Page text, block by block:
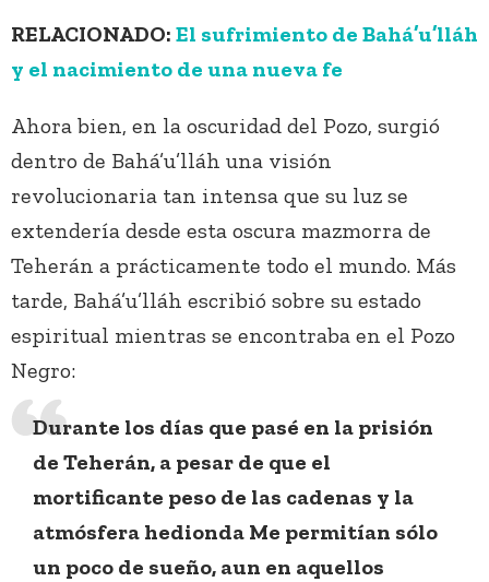
RELACIONADO: El sufrimiento de Bahá’u’lláh
y el nacimiento de una nueva fe
Ahora bien, en la oscuridad del Pozo, surgió
dentro de Bahá’u’lláh una visión
revolucionaria tan intensa que su luz se
extendería desde esta oscura mazmorra de
Teherán a prácticamente todo el mundo. Más
tarde, Bahá’u’lláh escribió sobre su estado
espiritual mientras se encontraba en el Pozo
Negro:
Durante los días que pasé en la prisión
de Teherán, a pesar de que el
mortificante peso de las cadenas y la
atmósfera hedionda Me permitían sólo
un poco de sueño, aun en aquellos